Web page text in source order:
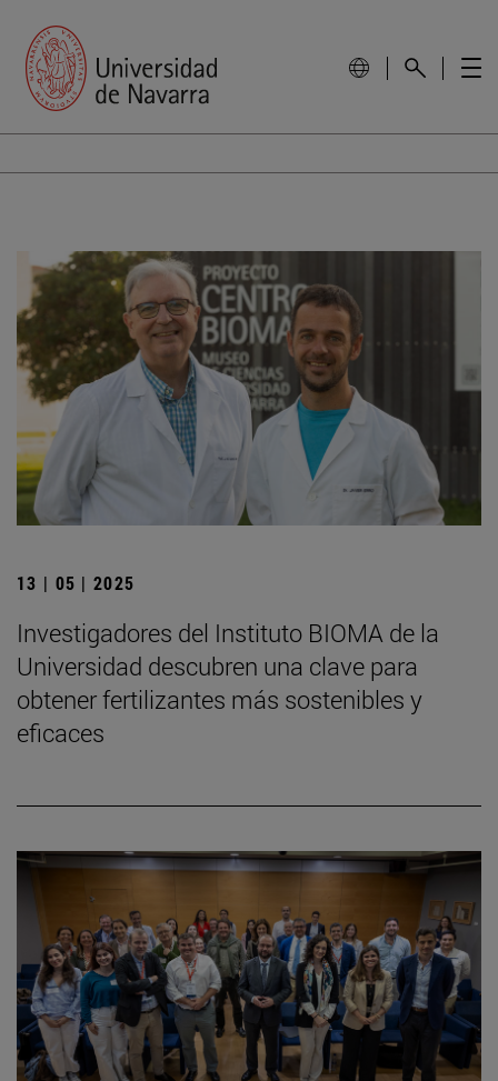
13 | 05 | 2025
Investigadores del Instituto BIOMA de la
Universidad descubren una clave para
obtener fertilizantes más sostenibles y
eficaces